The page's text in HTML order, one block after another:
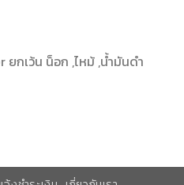
กเว้น น็อก ,ไหม้ ,น้ำมันดำ